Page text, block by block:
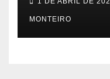
MONTEIRO